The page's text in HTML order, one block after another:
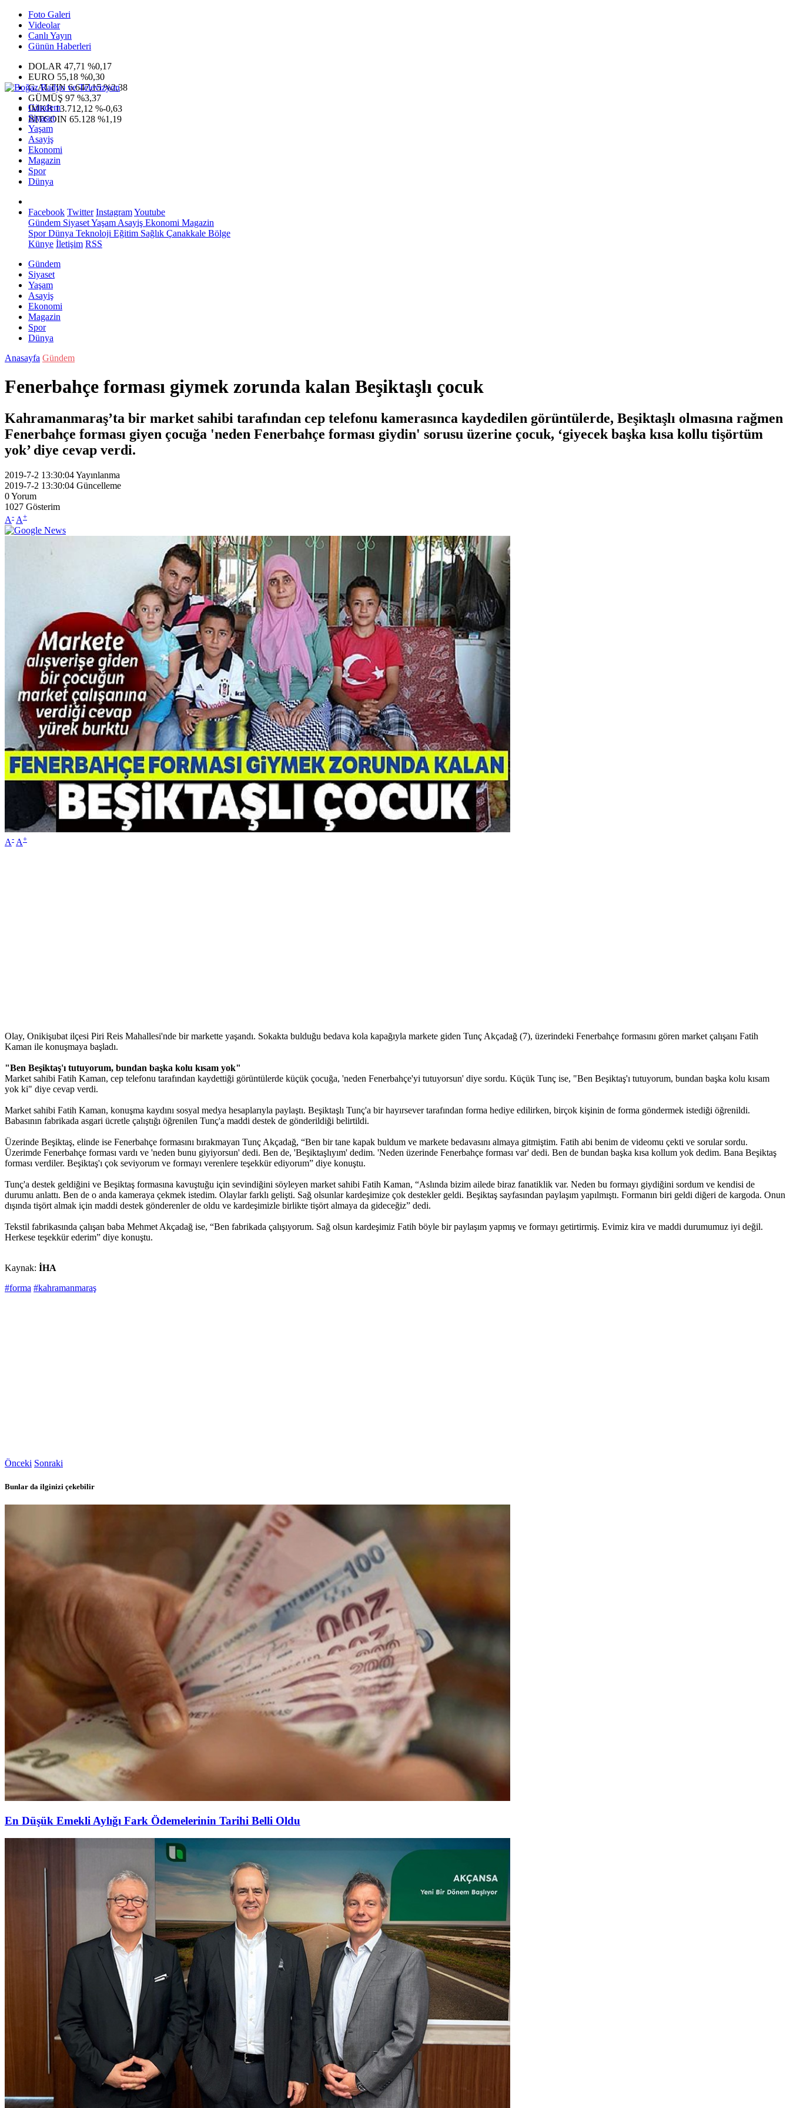
Foto Galeri
Videolar
Canlı Yayın
Günün Haberleri
DOLAR 47,71 %0,17
EURO 55,18 %0,30
G.ALTIN6.647,15 %2,38
GÜMÜŞ 97 %3,37
IMKB13.712,12 %-0,63
BITCOIN 65.128 %1,19
Gündem
Siyaset
Yaşam
Asayiş
Ekonomi
Magazin
Spor
Dünya
Facebook Twitter InstagramYoutube
Gündem SiyasetYaşam Asayiş Ekonomi Magazin
SporDünya Teknoloji Eğitim Sağlık Çanakkale Bölge
Künye İletişim RSS
Gündem
Siyaset
Yaşam
Asayiş
Ekonomi
Magazin
Spor
Dünya
Anasayfa Gündem
Fenerbahçe forması giymek zorunda kalan Beşiktaşlı çocuk
Kahramanmaraş’ta bir market sahibi tarafından cep telefonu kamerasınca kaydedilen görüntülerde, Beşiktaşlı olmasına rağmen
Fenerbahçe forması giyen çocuğa 'neden Fenerbahçe forması giydin' sorusu üzerine çocuk, ‘giyecek başka kısa kollu tişörtüm
yok’ diye cevap verdi.
2019-7-2 13:30:04Yayınlanma
2019-7-2 13:30:04 Güncelleme
0Yorum
1027 Gösterim
A- A+
A- A+
Olay, Onikişubat ilçesi Piri Reis Mahallesi'nde bir markette yaşandı. Sokakta bulduğu bedava kola kapağıyla markete giden Tunç Akçadağ (7), üzerindeki Fenerbahçe formasını gören market çalışanı Fatih
Kaman ile konuşmaya başladı.
"Ben Beşiktaş'ı tutuyorum, bundan başka kolu kısam yok"
Market sahibi Fatih Kaman, cep telefonu tarafından kaydettiği görüntülerde küçük çocuğa, 'neden Fenerbahçe'yi tutuyorsun' diye sordu. Küçük Tunç ise, "Ben Beşiktaş'ı tutuyorum, bundan başka kolu kısam
yok ki" diye cevap verdi.
Market sahibi Fatih Kaman, konuşma kaydını sosyal medya hesaplarıyla paylaştı. Beşiktaşlı Tunç'a bir hayırsever tarafından forma hediye edilirken, birçok kişinin de forma göndermek istediği öğrenildi.
Babasının fabrikada asgari ücretle çalıştığı öğrenilen Tunç'a maddi destek de gönderildiği belirtildi.
Üzerinde Beşiktaş, elinde ise Fenerbahçe formasını bırakmayan Tunç Akçadağ, “Ben bir tane kapak buldum ve markete bedavasını almaya gitmiştim. Fatih abi benim de videomu çekti ve sorular sordu.
Üzerimde Fenerbahçe forması vardı ve 'neden bunu giyiyorsun' dedi. Ben de, 'Beşiktaşlıyım' dedim. 'Neden üzerinde Fenerbahçe forması var' dedi. Ben de bundan başka kısa kollum yok dedim. Bana Beşiktaş
forması verdiler. Beşiktaş'ı çok seviyorum ve formayı verenlere teşekkür ediyorum” diye konuştu.
Tunç'a destek geldiğini ve Beşiktaş formasına kavuştuğu için sevindiğini söyleyen market sahibi Fatih Kaman, “Aslında bizim ailede biraz fanatiklik var. Neden bu formayı giydiğini sordum ve kendisi de
durumu anlattı. Ben de o anda kameraya çekmek istedim. Olaylar farklı gelişti. Sağ olsunlar kardeşimize çok destekler geldi. Beşiktaş sayfasından paylaşım yapılmıştı. Formanın biri geldi diğeri de kargoda. Onun
dışında tişört almak için maddi destek gönderenler de oldu ve kardeşimizle birlikte tişört almaya da gideceğiz” dedi.
Tekstil fabrikasında çalışan baba Mehmet Akçadağ ise, “Ben fabrikada çalışıyorum. Sağ olsun kardeşimiz Fatih böyle bir paylaşım yapmış ve formayı getirtirmiş. Evimiz kira ve maddi durumumuz iyi değil.
Herkese teşekkür ederim” diye konuştu.
Kaynak: İHA
#forma #kahramanmaraş
Önceki Sonraki
Bunlar da ilginizi çekebilir
En Düşük Emekli Aylığı Fark Ödemelerinin Tarihi Belli Oldu